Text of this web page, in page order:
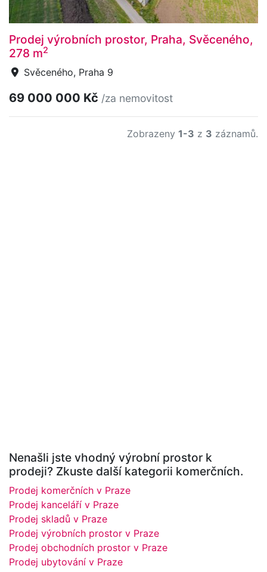
Prodej výrobních prostor, Praha, Svěceného,
278 m2
Svěceného, Praha 9
69 000 000 Kč /za nemovitost
Zobrazeny 1-3 z 3 záznamů.
Nenašli jste vhodný výrobní prostor k
prodeji? Zkuste další kategorii komerčních.
Prodej komerčních v Praze
Prodej kanceláří v Praze
Prodej skladů v Praze
Prodej výrobních prostor v Praze
Prodej obchodních prostor v Praze
Prodej ubytování v Praze